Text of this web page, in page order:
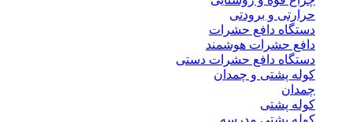
حرارتی و برودتی
دستگاه دافع حشرات
دافع حشرات هوشمند
دستگاه دافع حشرات دستی
کوله پشتی و چمدان
چمدان
کوله پشتی
کوله پشتی مدرسه